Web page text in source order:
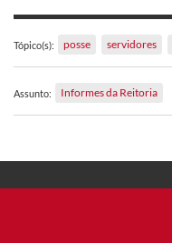
Tópico(s): posse servidores
Assunto: Informes da Reitoria